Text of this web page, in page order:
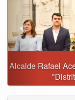
Gobernación y
con